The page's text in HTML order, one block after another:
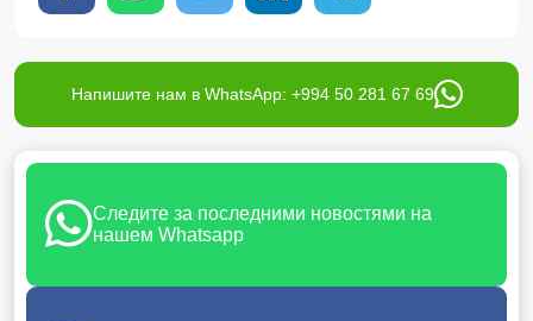
Напишите нам в WhatsApp: +994 50 281 67 69
Следите за последними новостями на
нашем Whatsapp